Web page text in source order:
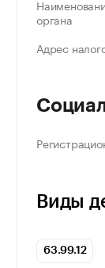
органа
Адрес
Виды
63.99.12